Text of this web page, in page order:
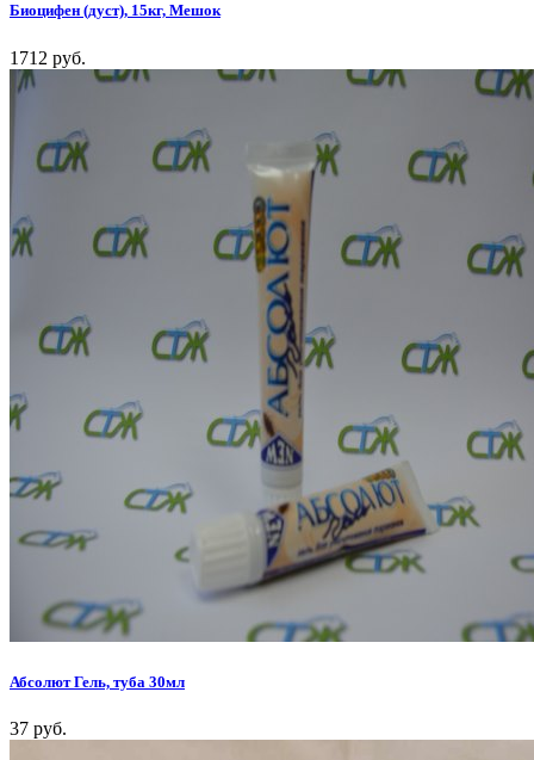
Биоцифен (дуст), 15кг, Мешок
1712 руб.
Абсолют Гель, туба 30мл
37 руб.